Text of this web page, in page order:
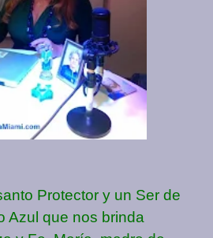
Protector y un Ser de
Azul que nos brinda